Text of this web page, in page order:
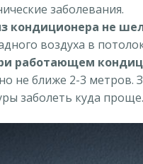
заболевания.
кондиционера не
воздуха в
работающем
не ближе 2-3 метров.
заболеть куда проще.